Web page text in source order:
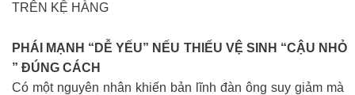
TRÊN KỆ HÀNG
PHÁI MẠNH “DỄ YẾU” NẾU THIẾU VỆ SINH “CẬU NHỎ
” ĐÚNG CÁCH
Có một nguyên nhân khiến bản lĩnh đàn ông suy giảm mà